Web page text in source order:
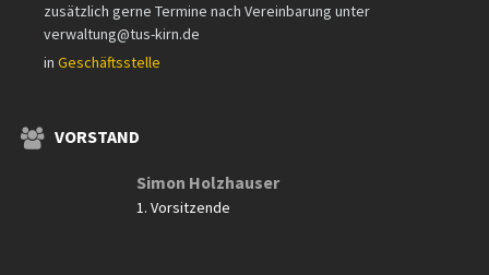
zusätzlich gerne Termine nach Vereinbarung unter
verwaltung@tus-kirn.de
in Geschäftsstelle
VORSTAND
Simon Holzhauser
1. Vorsitzende